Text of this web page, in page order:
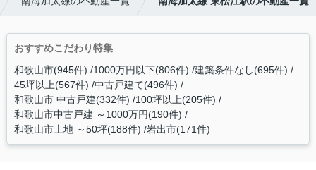
おすすめこだわり特集
和歌山市(945件) 1000万円以下(806件) 建築条件なし(695件)
45坪以上(567件) 中古戸建て(496件)
和歌山市 中古戸建(332件) 100坪以上(205件)
和歌山市中古戸建 ～1000万円(190件)
和歌山市土地 ～50坪(188件) 岩出市(171件)